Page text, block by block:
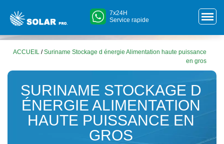
7x24H
Service rapide
ACCUEIL /Suriname Stockage d énergie Alimentation haute puissance
en gros
SURINAME STOCKAGE D
ÉNERGIE ALIMENTATION
HAUTE PUISSANCE EN
GROS